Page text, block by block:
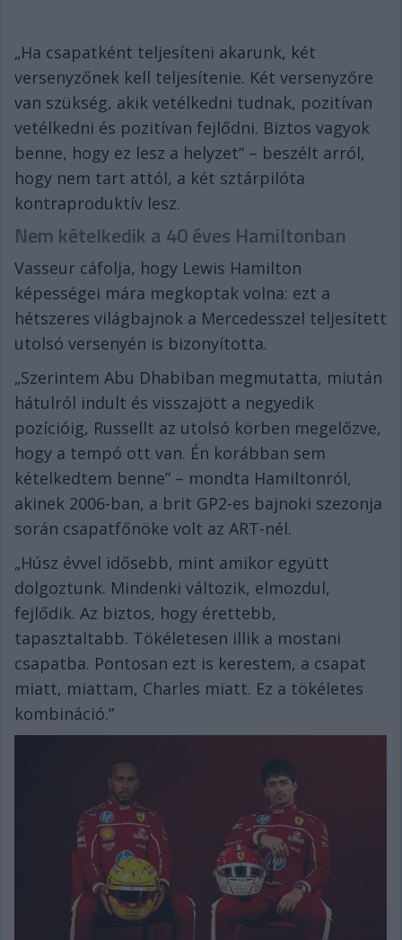
„Ha csapatként teljesíteni akarunk, két
versenyzőnek kell teljesítenie. Két versenyzőre
van szükség, akik vetélkedni tudnak, pozitívan
vetélkedni és pozitívan fejlődni. Biztos vagyok
benne, hogy ez lesz a helyzet” – beszélt arról,
hogy nem tart attól, a két sztárpilóta
kontraproduktív lesz.
Nem kételkedik a 40 éves Hamiltonban
Vasseur cáfolja, hogy Lewis Hamilton
képességei mára megkoptak volna: ezt a
hétszeres világbajnok a Mercedesszel teljesített
utolsó versenyén is bizonyította.
„Szerintem Abu Dhabiban megmutatta, miután
hátulról indult és visszajött a negyedik
pozícióig, Russellt az utolsó körben megelőzve,
hogy a tempó ott van. Én korábban sem
kételkedtem benne” – mondta Hamiltonról,
akinek 2006-ban, a brit GP2-es bajnoki szezonja
során csapatfőnöke volt az ART-nél.
„Húsz évvel idősebb, mint amikor együtt
dolgoztunk. Mindenki változik, elmozdul,
fejlődik. Az biztos, hogy érettebb,
tapasztaltabb. Tökéletesen illik a mostani
csapatba. Pontosan ezt is kerestem, a csapat
miatt, miattam, Charles miatt. Ez a tökéletes
kombináció.”